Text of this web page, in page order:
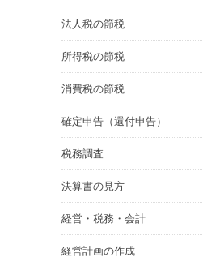
法人税の節税
所得税の節税
消費税の節税
確定申告（還付申告）
税務調査
決算書の見方
経営・税務・会計
経営計画の作成